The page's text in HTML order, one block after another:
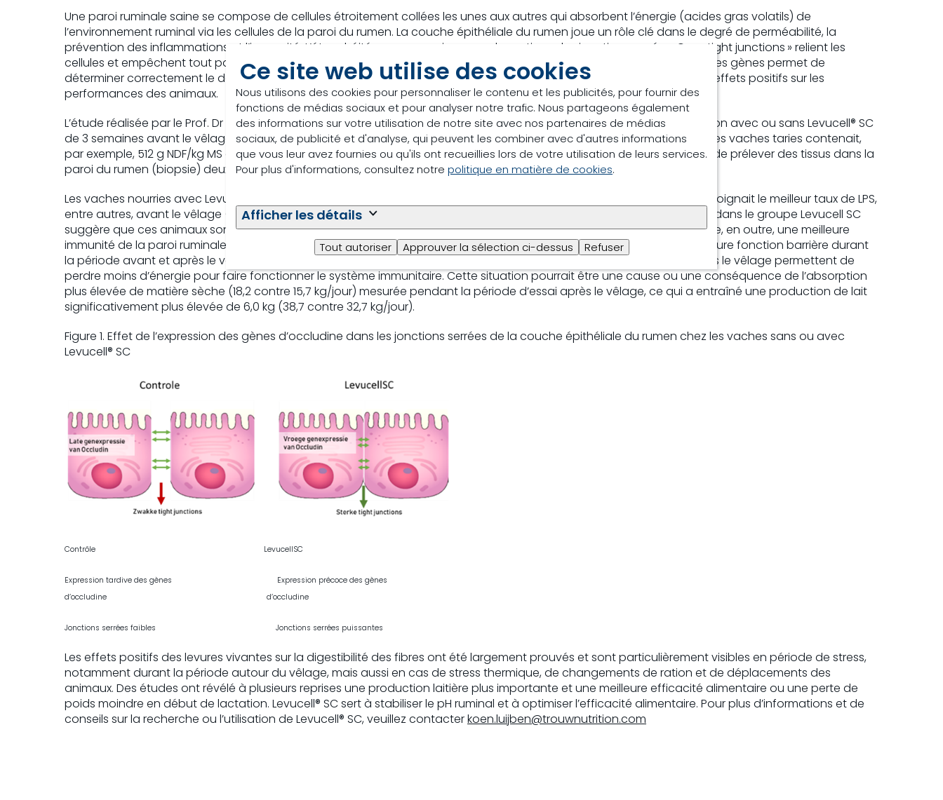
Ce site web utilise des cookies
Nous utilisons des cookies pour personnaliser le contenu et les publicités, pour fournir des
fonctions de médias sociaux et pour analyser notre trafic. Nous partageons également
des informations sur votre utilisation de notre site avec nos partenaires de médias
sociaux, de publicité et d'analyse, qui peuvent les combiner avec d'autres informations
que vous leur avez fournies ou qu'ils ont recueillies lors de votre utilisation de leurs services.
Pour plus d'informations, consultez notre politique en matière de cookies.
Afficher les détails
Tout autoriser Approuver la sélection ci-dessus Refuser
Une paroi ruminale saine se compose de cellules étroitement collées les unes aux autres qui absorbent l’énergie (acides gras volatils) de
l’environnement ruminal via les cellules de la paroi du rumen. La couche épithéliale du rumen joue un rôle clé dans le degré de perméabilité, la
prévention des inflammations et l’immunité. L’étanchéité repose aussi en grande partie sur les jonctions serrées. Ces « tight junctions » relient les
cellules et empêchent tout passage de substance indésirable dans la circulation sanguine (voir figure 1). L’expression des gènes permet de
déterminer correctement le degré de perméabilité et d’ainsi mieux comprendre le fonctionnement des additifs et leurs effets positifs sur les
performances des animaux.
L’étude réalisée par le Prof. Dr Bach porte sur 21 vaches holsteins divisées en deux groupes. Les vaches ont reçu une ration avec ou sans Levucell® SC
de 3 semaines avant le vêlage à 3 semaines après le vêlage. Les rations n’étaient pas formulées à l’extrême. La ration des vaches taries contenait,
par exemple, 512 g NDF/kg MS et la ration (très riche) des vaches en lactation 348 g NDF/kg MS. Un endoscope a permis de prélever des tissus dans la
paroi du rumen (biopsie) deux semaines avant le vêlage et au cours des semaines 1 et 3 après le vêlage.
Les vaches nourries avec Levucell® SC présentaient une paroi ruminale en bon état de fonctionnement, comme en témoignait le meilleur taux de LPS,
entre autres, avant le vêlage (par les récepteurs TLR4). Une réduction de l’activité de TLR4 une semaine après le vêlage dans le groupe Levucell SC
suggère que ces animaux sont plus tolérants aux endotoxines (LPS) qui se forment au début de la lactation. On observe, en outre, une meilleure
immunité de la paroi ruminale avant le vêlage dans le groupe Levucell® SC (Occludine), ce qui peut expliquer une meilleure fonction barrière durant
la période avant et après le vêlage. Une plus grande tolérance aux endotoxines et de meilleures jonctions serrées après le vêlage permettent de
perdre moins d’énergie pour faire fonctionner le système immunitaire. Cette situation pourrait être une cause ou une conséquence de l’absorption
plus élevée de matière sèche (18,2 contre 15,7 kg/jour) mesurée pendant la période d’essai après le vêlage, ce qui a entraîné une production de lait
significativement plus élevée de 6,0 kg (38,7 contre 32,7 kg/jour).
Figure 1. Effet de l’expression des gènes d’occludine dans les jonctions serrées de la couche épithéliale du rumen chez les vaches sans ou avec
Levucell® SC
Contrôle LevucellSC
Expression tardive des gènes Expression précoce des gènes
d’occludine d’occludine
Jonctions serrées faibles Jonctions serrées puissantes
Les effets positifs des levures vivantes sur la digestibilité des fibres ont été largement prouvés et sont particulièrement visibles en période de stress,
notamment durant la période autour du vêlage, mais aussi en cas de stress thermique, de changements de ration et de déplacements des
animaux. Des études ont révélé à plusieurs reprises une production laitière plus importante et une meilleure efficacité alimentaire ou une perte de
poids moindre en début de lactation. Levucell® SC sert à stabiliser le pH ruminal et à optimiser l’efficacité alimentaire. Pour plus d’informations et de
conseils sur la recherche ou l’utilisation de Levucell® SC, veuillez contacterkoen.luijben@trouwnutrition.com